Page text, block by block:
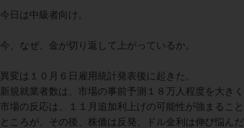
今日は中級者向け。
今、なぜ、金が切り返して上がっているか。
異変は１０月６日雇用統計発表後に起きた。
新規就業者数は、市場の事前予測１８万人程度を大き
市場の反応は、１１月追加利上げの可能性が強まるこ
ところが、その後、株価は反発、ドル金利は伸び悩んだ